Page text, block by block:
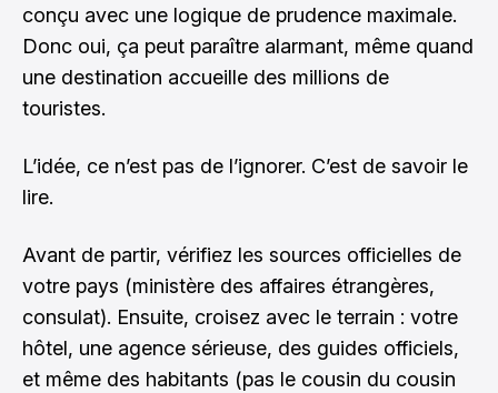
conçu avec une logique de prudence maximale.
Donc oui, ça peut paraître alarmant, même quand
une destination accueille des millions de
touristes.
L’idée, ce n’est pas de l’ignorer. C’est de savoir le
lire.
Avant de partir, vérifiez les sources officielles de
votre pays (ministère des affaires étrangères,
consulat). Ensuite, croisez avec le terrain : votre
hôtel, une agence sérieuse, des guides officiels,
et même des habitants (pas le cousin du cousin